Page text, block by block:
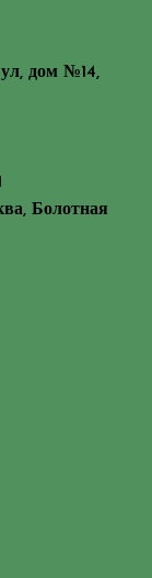
дом №14,
Болотная